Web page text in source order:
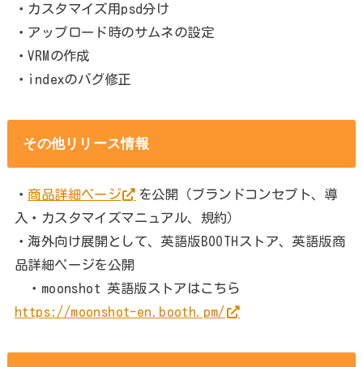
・カスタマイズ用psd分け
・アップロード時のサムネの設定
・VRMの作成
・indexのバグ修正
その他リリース情報
・ 商品詳細ページ
を公開（ブランドコンセプト、導
入・カスタマイズマニュアル、規約）
・海外向け展開として、英語版BOOTHストア、英語版商
品詳細ページを公開
・moonshot 英語版ストアはこちら
https://moonshot-en.booth.pm/